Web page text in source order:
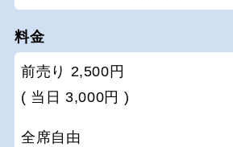
料金
前売り 2,500円
( 当日 3,000円 )
全席自由